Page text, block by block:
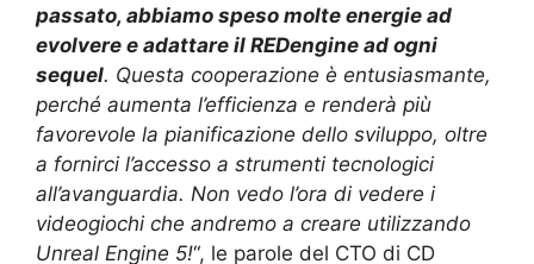
passato, abbiamo speso molte energie ad
evolvere e adattare il REDengine ad ogni
sequel. Questa cooperazione è entusiasmante,
perché aumenta l’efficienza e renderà più
favorevole la pianificazione dello sviluppo, oltre
a fornirci l’accesso a strumenti tecnologici
all’avanguardia. Non vedo l’ora di vedere i
videogiochi che andremo a creare utilizzando
Unreal Engine 5!“, le parole del CTO di CD